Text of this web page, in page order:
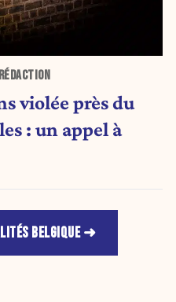
violée près du
: un appel à
BELGIQUE